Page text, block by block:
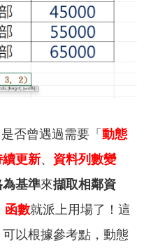
否曾遇過需要「 動態
續更新、 資料列數變
基準來擷取相鄰資
函數就派上用場了！這
以根據參考點，動態